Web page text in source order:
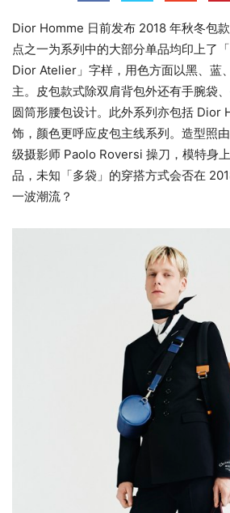
Dior Homme 日前发布 2018 年秋冬包
点之一为系列中的大部分单品均印上了
Dior Atelier」字样，用色方面以黑、蓝
主。皮包款式除双肩背包外还有手腕袋
圆筒形腰包设计。此外系列亦包括 Dior
饰，颜色更呼应皮包主线系列。造型照
级摄影师 Paolo Roversi 操刀，模特身
品，未知「多袋」的穿搭方式会否在
一波潮流？